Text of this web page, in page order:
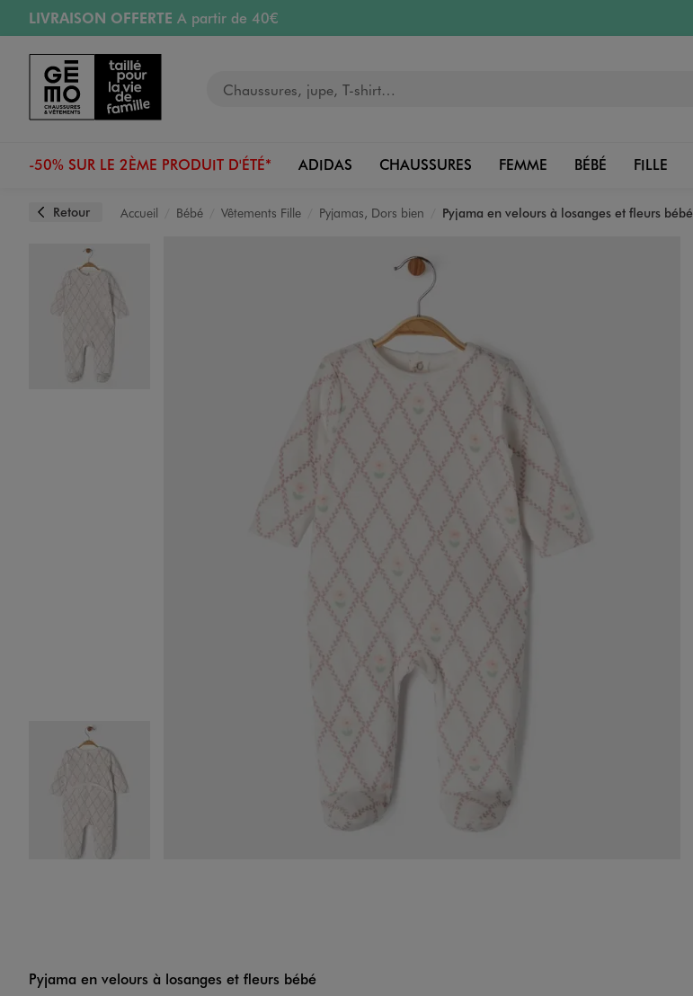
Aller au contenu principal
Aller à la navigation
LIVRAISON OFFERTE A partir de 40€
RETRAIT ET LIVRAISON OFFERTE
RÉSERVATION GRATUITE
4h en magasin
Retours OFFERTSpendant 30 jours
-50% SUR LE 2ÈME PRODUIT D'ÉTÉ* ADIDAS CHAUSSURES FEMME BÉBÉ FILLE
Retour Accueil Bébé Vêtements Fille Pyjamas, Dors bien Pyjama en velours à losanges et fleurs bébé
Pyjama en velours à losanges et fleurs bébé